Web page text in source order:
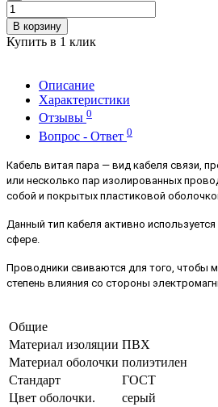
В корзину
Купить в 1 клик
Описание
Характеристики
Отзывы 0
Вопрос - Ответ 0
Кабель витая пара — вид кабеля связи,
или несколько пар изолированных
собой и покрытых пластиковой
Данный тип кабеля активно
сфере.
Проводники свиваются для того, чтобы
степень влияния со стороны
Общие
Материал изоляции ПВХ
Материал оболочки полиэтилен
Стандарт
ГОСТ
Цвет оболочки.
серый